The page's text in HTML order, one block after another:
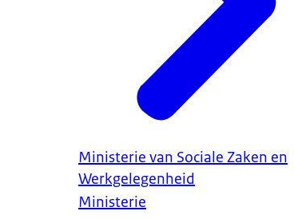
Ministerie van Sociale Zaken en
Werkgelegenheid
Ministerie